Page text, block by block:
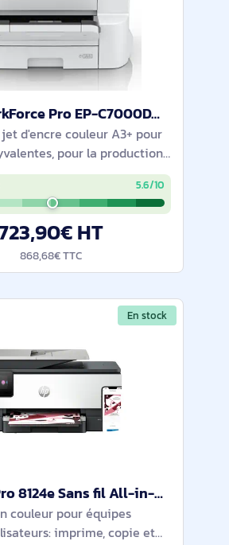
Epson WorkForce Pro EP-C7000DW imprimante jets d'encres Couleur 4800 x 1200 DPI A3+ Wifi - C11CL37401
d'encre couleur A3+ pour
pour la production
25 ppm A4, première page
verso automatique.
Fi/Ethernet et impression
5.6/10
HT
868,68€ TTC
En stock
OfficeJet Pro 8124e Sans fil All-in-One Couleur Imprimante, Instant Ink; Impression recto-verso - 405U7B#629
couleur pour équipes
imprime, copie et